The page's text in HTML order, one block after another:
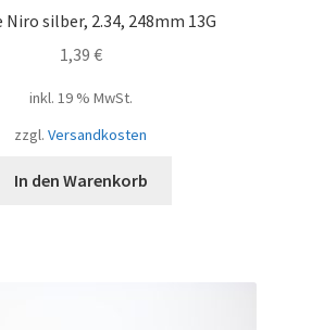
Niro silber, 2.34, 248mm 13G
1,39 €
inkl. 19 % MwSt.
zzgl. Versandkosten
In den Warenkorb